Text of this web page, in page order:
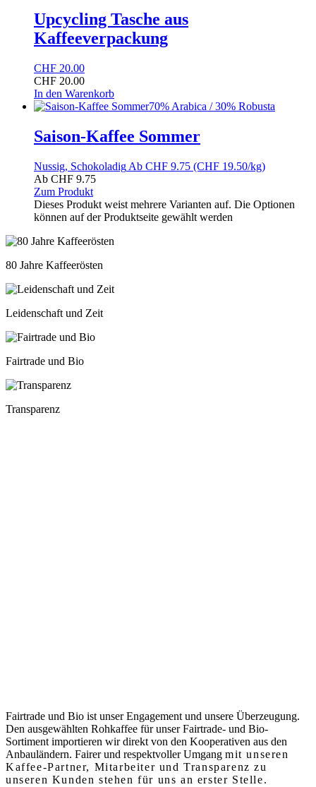
Upcycling Tasche aus
Kaffeeverpackung
CHF 20.00
CHF 20.00
In den Warenkorb
70% Arabica / 30% Robusta
Saison-Kaffee Sommer
Nussig, Schokoladig Ab CHF 9.75 (CHF 19.50/kg)
Ab CHF 9.75
Zum Produkt
Dieses Produkt weist mehrere Varianten auf. Die Optionen
können auf der Produktseite gewählt werden
80 Jahre Kaffeerösten
Leidenschaft und Zeit
Fairtrade und Bio
Transparenz
Fairtrade und Bio ist unser Engagement und unsere Überzeugung.
Den ausgewählten Rohkaffee für unser Fairtrade- und Bio-
Sortiment importieren wir direkt von den Kooperativen aus den
Anbauländern. Fairer und respektvoller Umgang mit unseren
Kaffee-Partner, Mitarbeiter und Transparenz zu
unseren Kunden stehen für uns an erster Stelle.